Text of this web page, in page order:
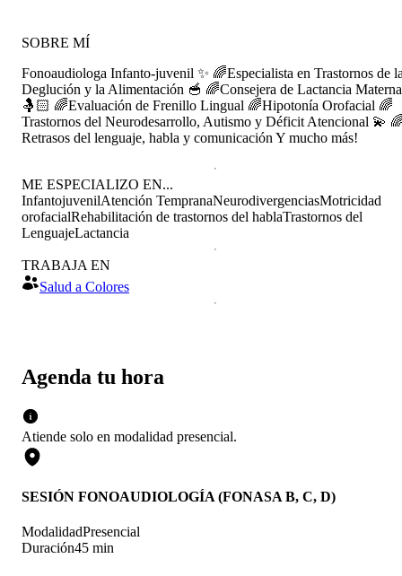
Agenda tu hora
Atiende solo en modalidad presencial.
SESIÓN FONOAUDIOLOGÍA (FONASA B, C, D)
ModalidadPresencial
Duración45 min
SOBRE MÍ
Fonoaudiologa Infanto-juvenil ✨ 🌈Especialista en Trastornos de
Deglución y la Alimentación 🥣 🌈Consejera de Lactancia Materna
🤱🏻 🌈Evaluación de Frenillo Lingual 🌈Hipotonía Orofacial 🌈
Trastornos del Neurodesarrollo, Autismo y Déficit Atencional 💫
Retrasos del lenguaje, habla y comunicación Y mucho más!
ME ESPECIALIZO EN...
InfantojuvenilAtención TempranaNeurodivergenciasMotricidad
orofacialRehabilitación de trastornos del hablaTrastornos del
LenguajeLactancia
TRABAJA EN
Salud a Colores